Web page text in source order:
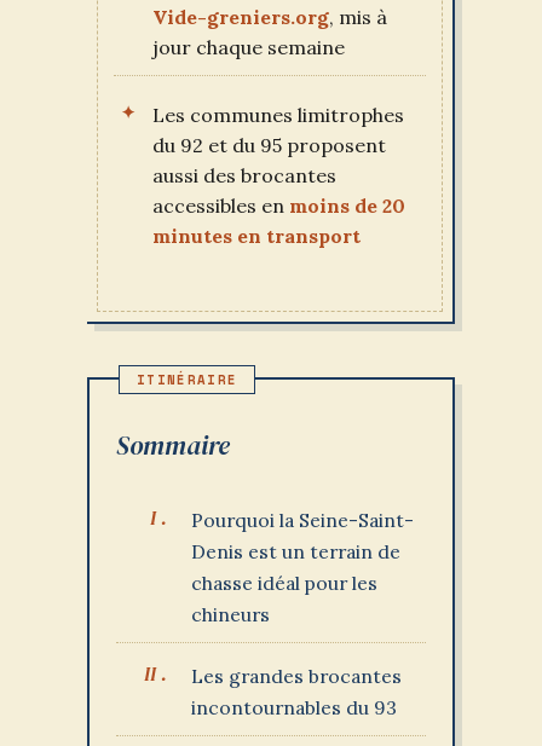
Vide-greniers.org, mis à
jour chaque semaine
Les communes limitrophes
du 92 et du 95 proposent
aussi des brocantes
accessibles en moins de 20
minutes en transport
Sommaire
Pourquoi la Seine-Saint-
Denis est un terrain de
chasse idéal pour les
chineurs
Les grandes brocantes
incontournables du 93